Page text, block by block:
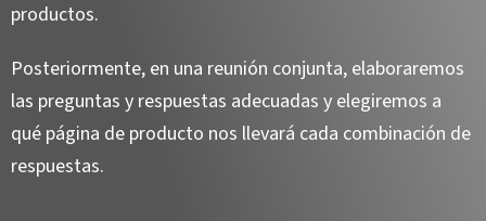
productos.
Posteriormente, en una reunión conjunta, elaboraremos
las preguntas y respuestas adecuadas y elegiremos a
qué página de producto nos llevará cada combinación de
respuestas.